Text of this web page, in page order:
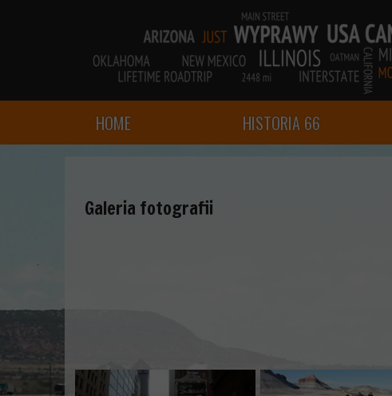
HOME HISTORIA 66
Galeria fotografii